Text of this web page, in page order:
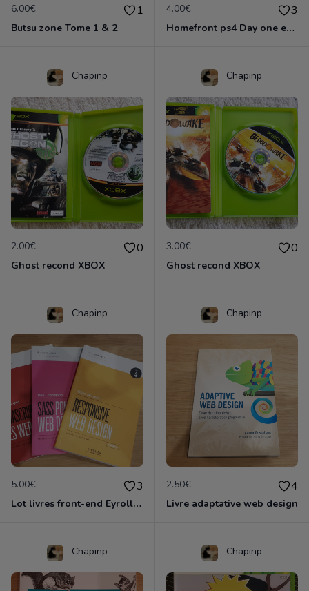
6.00€ 1
Butsu zone Tome 1 & 2
4.00€ 3
Homefront ps4 Day one edition
Chapinp
2.00€ 0
Ghost recond XBOX
Chapinp
3.00€ 0
Ghost recond XBOX
Chapinp
5.00€ 3
Lot livres front-end Eyrolles
Chapinp
2.50€ 4
Livre adaptative web design
Chapinp Chapinp